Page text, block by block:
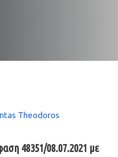
Theodoros
48351/08.07.2021 με